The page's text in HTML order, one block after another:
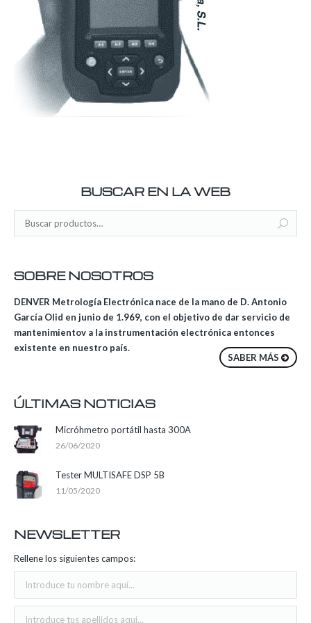
BUSCAR EN LA WEB
SOBRE NOSOTROS
DENVER Metrología Electrónica nace de la mano de D. Antonio
García Olid en junio de 1.969, con el objetivo de dar servicio de
mantenimientov a la instrumentación electrónica entonces
existente en nuestro país.
SABER MÁS
ÚLTIMAS NOTICIAS
Micróhmetro portátil hasta 300A
26/06/2020
Tester MULTISAFE DSP 5B
11/05/2020
NEWSLETTER
Rellene los siguientes campos: